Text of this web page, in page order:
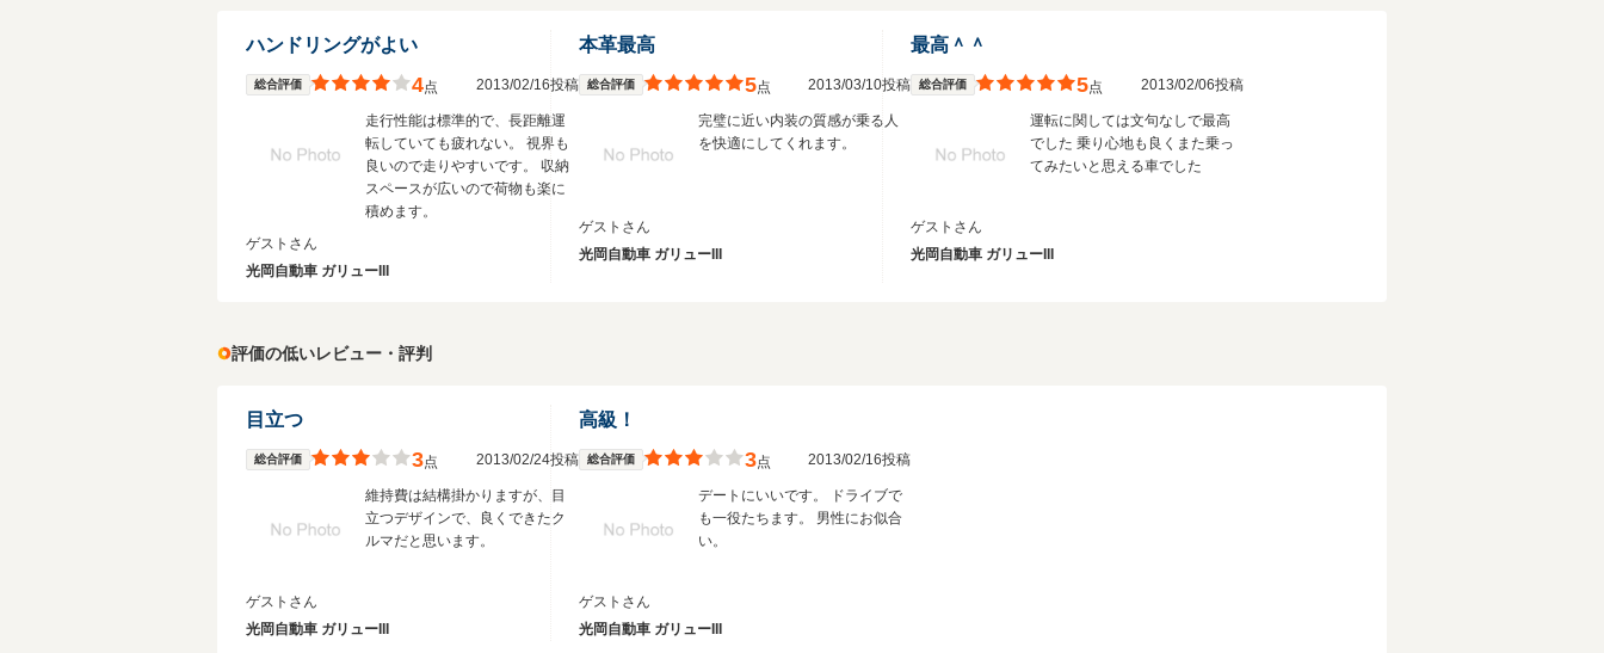
ハンドリングがよい
総合評価 4点 2013/02/16投稿
走行性能は標準的で、長距離運
転していても疲れない。 視界も
良いので走りやすいです。 収納
スペースが広いので荷物も楽に
積めます。
ゲストさん
光岡自動車 ガリューIII
本革最高
総合評価 5点 2013/03/10投稿
完璧に近い内装の質感が乗る人
を快適にしてくれます。
ゲストさん
光岡自動車 ガリューIII
最高＾＾
総合評価 5点 2013/02/06投稿
運転に関しては文句なしで最高
でした 乗り心地も良くまた乗っ
てみたいと思える車でした
ゲストさん
光岡自動車 ガリューIII
評価の低いレビュー・評判
目立つ
総合評価 3点 2013/02/24投稿
維持費は結構掛かりますが、目
立つデザインで、良くできたク
ルマだと思います。
ゲストさん
光岡自動車 ガリューIII
高級！
総合評価 3点 2013/02/16投稿
デートにいいです。 ドライブで
も一役たちます。 男性にお似合
い。
ゲストさん
光岡自動車 ガリューIII